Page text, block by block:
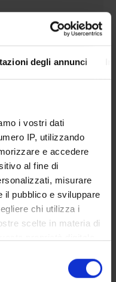
degli annunci
i vostri dati
IP, utilizzando
e accedere
al fine di
misurare
il pubblico e sviluppare
chi utilizza i
scelte in materia di
in qualsiasi